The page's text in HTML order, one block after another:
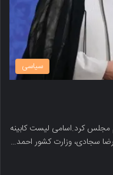
سیاسی
مجلس کرد.اسامی لیست کابینه
سجادی، وزارت کشور احمد…